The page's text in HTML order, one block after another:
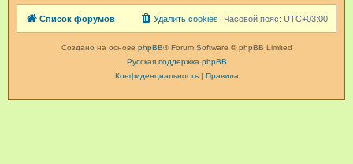
Список форумов Часовой пояс: UTC+03:00
Удалить cookies
Создано на основе phpBB® Forum Software © phpBB Limited
Русская поддержка phpBB
Конфиденциальность| Правила